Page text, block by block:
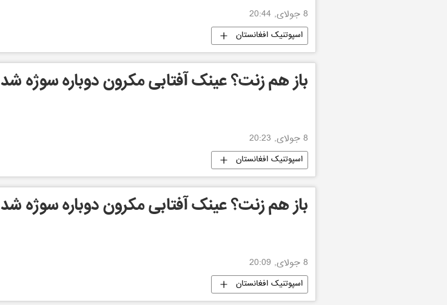
8 جولای, 20:44
اسپوتنیک افغانستان
باز هم زنت؟ عینک آفتابی مکرون دوباره سوژه شد
8 جولای, 20:23
اسپوتنیک افغانستان
باز هم زنت؟ عینک آفتابی مکرون دوباره سوژه شد
8 جولای, 20:09
اسپوتنیک افغانستان